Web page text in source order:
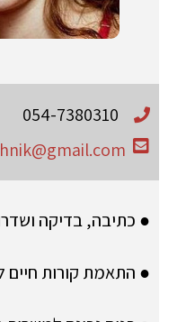
054-7380310
● כתיבה, בדיקה
● התאמת קורות